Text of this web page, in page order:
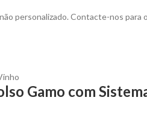
personalizado. Contacte-nos
Gamo com